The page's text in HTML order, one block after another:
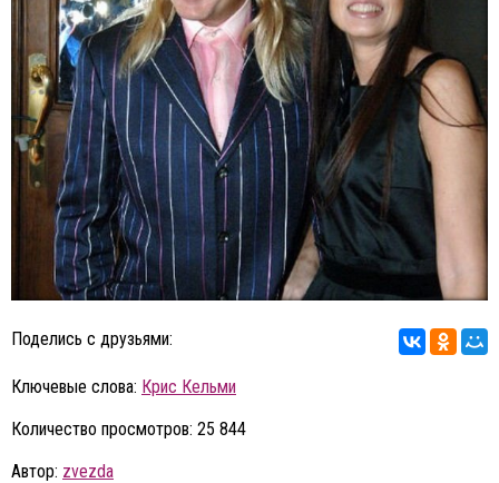
Поделись с друзьями:
Ключевые слова: Крис Кельми
Количество просмотров: 25 844
Автор: zvezda